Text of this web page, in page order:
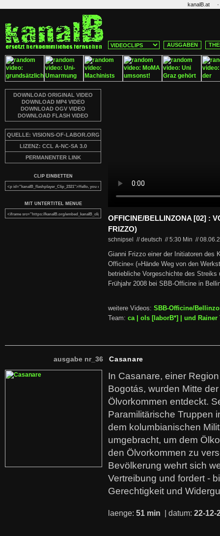
kanalB.at ·
AUSGABEN
DOWNLOAD ORIGINAL VIDEO
DOWNLOAD MP4 VIDEO
DOWNLOAD OGV VIDEO
DOWNLOAD FLASH VIDEO
QUELLE: VISIONS-OF-LABOR.ORG
LIZENZ: CCL A-NC-SA 3.0
PERMANENTER LINK
CLIP EINBETTEN
MIT UNTERTITEL MENUE
OFFICINE/BELLINZONA [02] :
FRIZZO)
schnipsel // deutsch //5:30 Min //
Gianni Frizzo einer der Initiatoren des
Officine« (»Hände Weg von den
betriebliche Vorgeschichte des
Frühjahr 2008 bei SBB-Officine in
weitere Videos: SBB-Officine/
Team: ca | ols [laborB*] | und Rainer
ausgabe nr_36 Casanare
In Casanare, einer
Bogotás, wurden Mitte
Ölvorkommen entdeckt.
Paramilitärische Truppen
dem kolumbianischen
umgebracht, um dem
den Ölvorkommen zu
Bevölkerung wehrt sich
Vertreibung und fordert -
Gerechtigkeit und
laenge: 51 min | datum: 22-12-